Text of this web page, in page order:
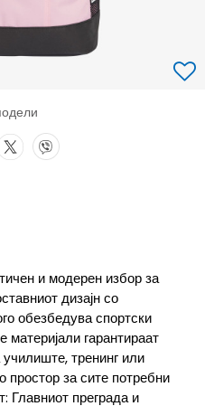
и модерен избор за
дизајн со
обезбедува спортски
материјали гарантираат
училиште, тренинг или
за сите потребни
Главниот преграда и